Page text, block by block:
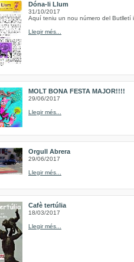
Dóna-li Llum
31/10/2017
Aquí teniu un nou número del Butlletí
Llegir més...
MOLT BONA FESTA MAJOR!!!!
29/06/2017
Llegir més...
Orgull Abrera
29/06/2017
Llegir més...
Cafè tertúlia
18/03/2017
Llegir més...